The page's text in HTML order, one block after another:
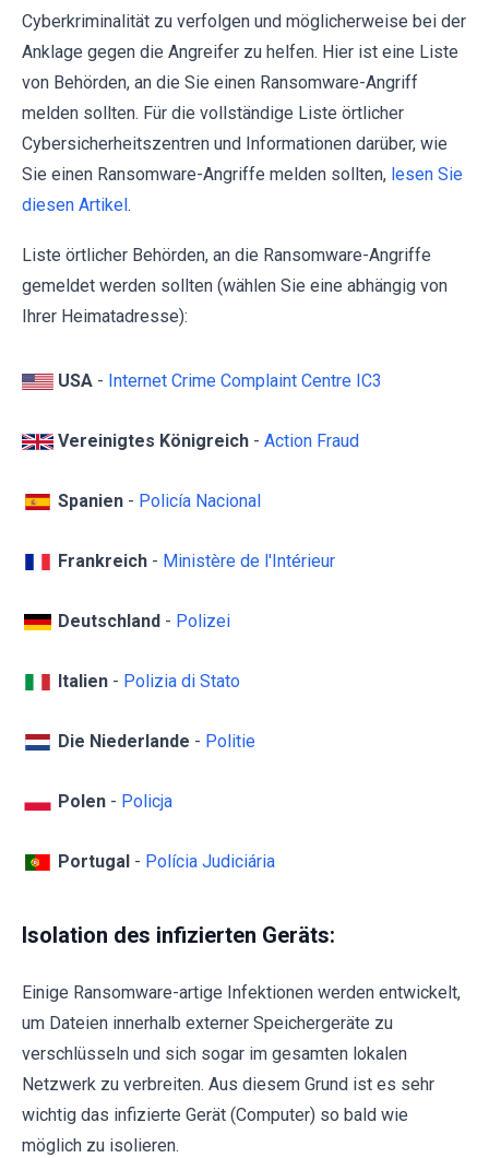
Cyberkriminalität zu verfolgen und möglicherweise bei der
Anklage gegen die Angreifer zu helfen. Hier ist eine Liste
von Behörden, an die Sie einen Ransomware-Angriff
melden sollten. Für die vollständige Liste örtlicher
Cybersicherheitszentren und Informationen darüber, wie
Sie einen Ransomware-Angriffe melden sollten, lesen Sie
diesen Artikel .
Liste örtlicher Behörden, an die Ransomware-Angriffe
gemeldet werden sollten (wählen Sie eine abhängig von
Ihrer Heimatadresse):
USA - Internet Crime Complaint Centre IC3
Vereinigtes Königreich - Action Fraud
Spanien - Policía Nacional
Frankreich - Ministère de l'Intérieur
Deutschland - Polizei
Italien - Polizia di Stato
Die Niederlande - Politie
Polen - Policja
Portugal - Polícia Judiciária
Isolation des infizierten Geräts:
Einige Ransomware-artige Infektionen werden entwickelt,
um Dateien innerhalb externer Speichergeräte zu
verschlüsseln und sich sogar im gesamten lokalen
Netzwerk zu verbreiten. Aus diesem Grund ist es sehr
wichtig das infizierte Gerät (Computer) so bald wie
möglich zu isolieren.